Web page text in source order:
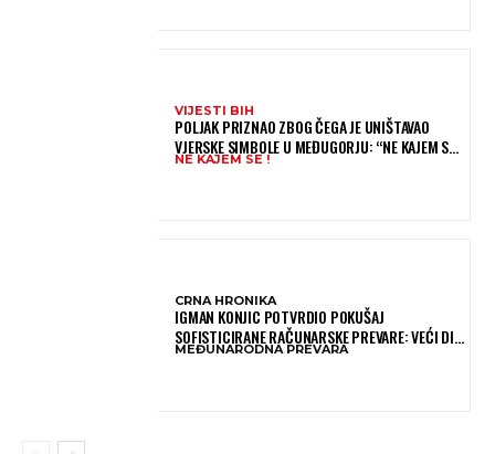
VIJESTI BIH
POLJAK PRIZNAO ZBOG ČEGA JE UNIŠTAVAO
VJERSKE SIMBOLE U MEĐUGORJU: “NE KAJEM SE I
PONOVIO BIH SVE”
NE KAJEM SE !
CRNA HRONIKA
IGMAN KONJIC POTVRDIO POKUŠAJ
SOFISTICIRANE RAČUNARSKE PREVARE: VEĆI DIO
NOVCA BLOKIRAN, OČEKUJE SE POVRAT
MEĐUNARODNA PREVARA